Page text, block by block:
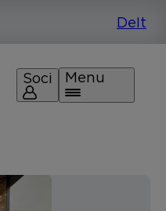
Soci Menu